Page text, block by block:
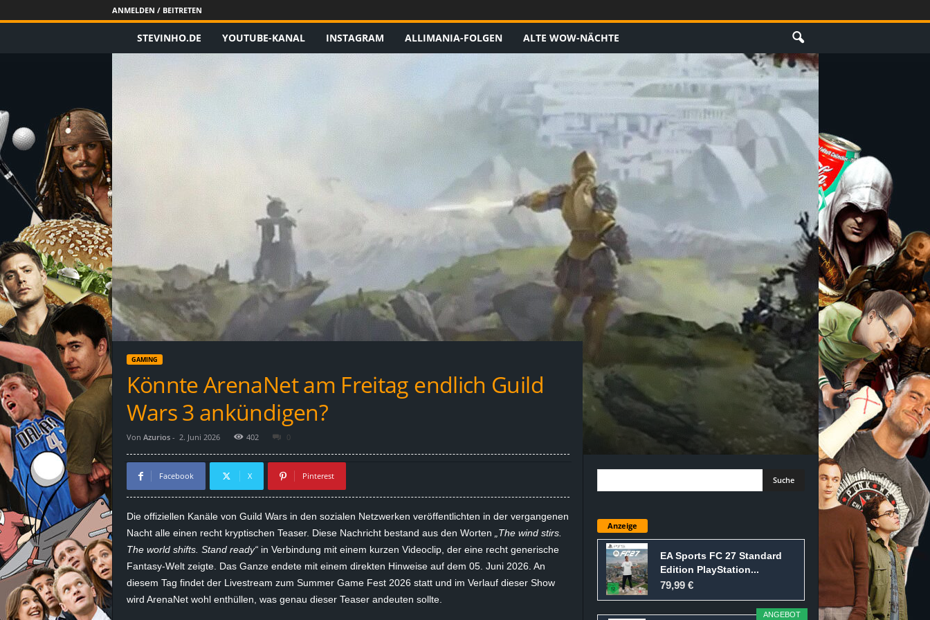
ANMELDEN / BEITRETEN
.
d
e
E
i
n
s
g
STEVINHO.DE YOUTUBE-KANAL INSTAGRAM ALLIMANIA-FOLGEN ALTE WOW-NÄCHTE
GAMING
Könnte ArenaNet am Freitag endlich Guild
Wars 3 ankündigen?
Von Azurios- 2. Juni 2026 402 0
Facebook X Pinterest
Die offiziellen Kanäle von Guild Wars in den sozialen Netzwerken veröffentlichten in der vergangenen
Nacht alle einen recht kryptischen Teaser. Diese Nachricht bestand aus den Worten
„The wind stirs.
The world shifts. Stand ready“in Verbindung mit einem kurzen Videoclip, der eine recht generische
Fantasy-Welt zeigte. Das Ganze endete mit einem direkten Hinweise auf dem 05. Juni 2026. An
diesem Tag findet der Livestream zum Summer Game Fest 2026 statt und im Verlauf dieser Show
wird ArenaNet wohl enthüllen, was genau dieser Teaser andeuten sollte.
Anzeige
EA Sports FC 27 Standard
Edition PlayStation...
79,99 €
ANGEBOT